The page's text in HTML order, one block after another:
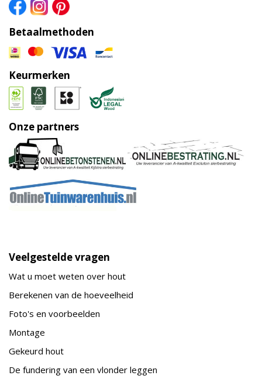
Betaalmethoden
Keurmerken
Onze partners
Veelgestelde vragen
Wat u moet weten over hout
Berekenen van de hoeveelheid
Foto's en voorbeelden
Montage
Gekeurd hout
De fundering van een vlonder leggen